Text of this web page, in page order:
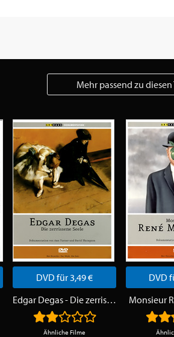
Mehr passend zu diesen
DVD für 3,49 €
Edgar Degas - Die zerrissene Seele
Ähnliche Filme
DVD
Monsieur